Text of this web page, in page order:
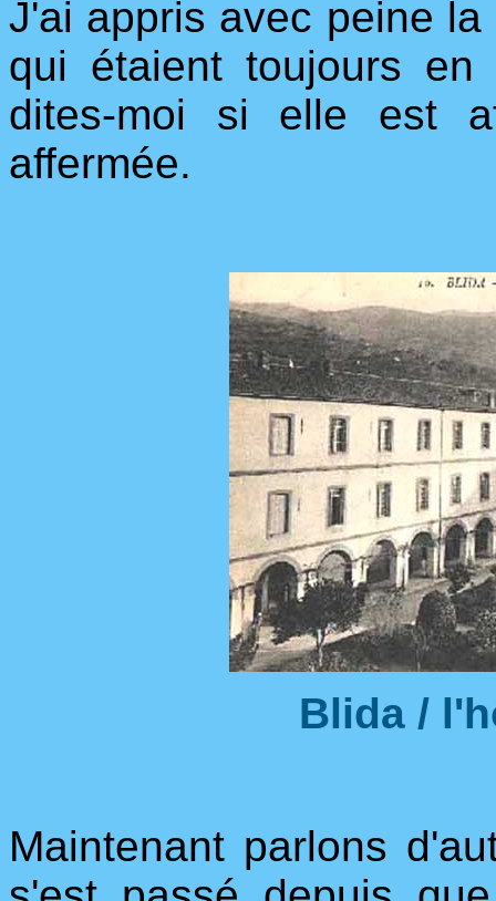
J'ai appris avec peine
qui étaient toujours en
dites-moi si elle est
affermée.
Blida /
Maintenant parlons